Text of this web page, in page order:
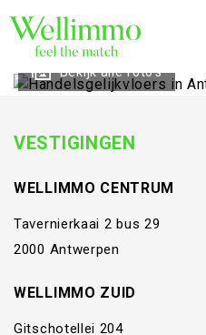
Bekijk alle foto's
VESTIGINGEN
WELLIMMO CENTRUM
Tavernierkaai 2 bus 29
2000 Antwerpen
WELLIMMO ZUID
Gitschotellei 204